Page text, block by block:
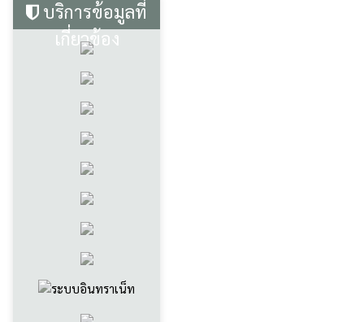
บริการข้อมูลที่
เกี่ยวข้อง